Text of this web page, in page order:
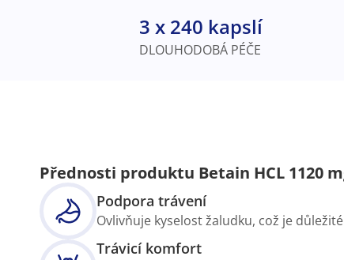
3 x 240 kapslí
DLOUHODOBÁ PÉČE
Přednosti produktu Betain HCL 1120
Podpora trávení
Ovlivňuje kyselost žaludku, což je
Trávicí komfort